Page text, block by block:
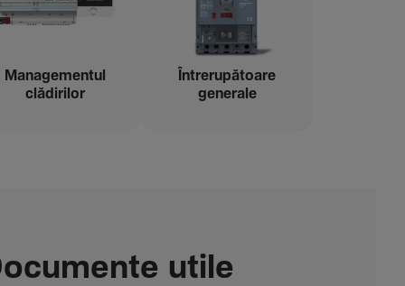
Managementul
clădi­rilor
Între­ru­pă­toare
gene­rale
utile